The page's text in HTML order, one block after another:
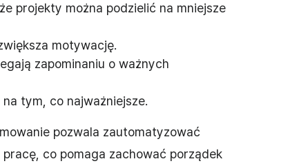
projekty można podzielić na mniejsze
motywację.
zapominaniu o ważnych
tym, co najważniejsze.
pozwala zautomatyzować
co pomaga zachować porządek